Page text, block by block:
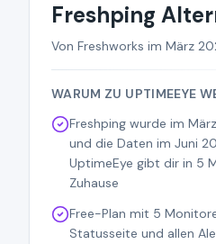
Freshping
Von Freshworks im März
WARUM ZU UPTIMEEYE
Freshping wurde im
und die Daten im Juni
UptimeEye gibt dir in 5
Zuhause
Free-Plan mit 5
Statusseite und allen